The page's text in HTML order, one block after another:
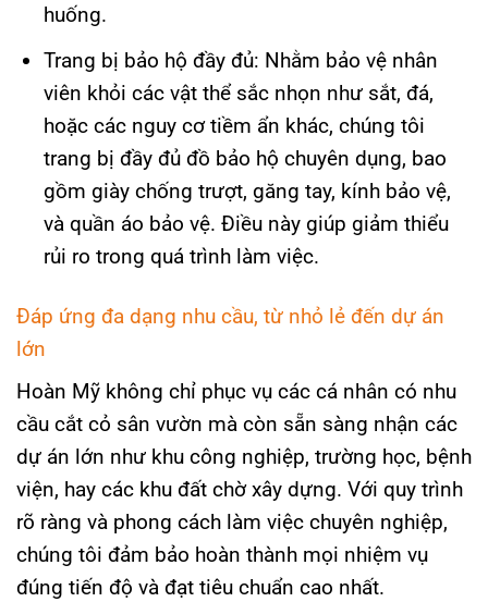
huống.
Trang bị bảo hộ đầy đủ: Nhằm bảo vệ nhân
viên khỏi các vật thể sắc nhọn như sắt, đá,
hoặc các nguy cơ tiềm ẩn khác, chúng tôi
trang bị đầy đủ đồ bảo hộ chuyên dụng, bao
gồm giày chống trượt, găng tay, kính bảo vệ,
và quần áo bảo vệ. Điều này giúp giảm thiểu
rủi ro trong quá trình làm việc.
Đáp ứng đa dạng nhu cầu, từ nhỏ lẻ đến dự án
lớn
Hoàn Mỹ không chỉ phục vụ các cá nhân có nhu
cầu cắt cỏ sân vườn mà còn sẵn sàng nhận các
dự án lớn như khu công nghiệp, trường học, bệnh
viện, hay các khu đất chờ xây dựng. Với quy trình
rõ ràng và phong cách làm việc chuyên nghiệp,
chúng tôi đảm bảo hoàn thành mọi nhiệm vụ
đúng tiến độ và đạt tiêu chuẩn cao nhất.